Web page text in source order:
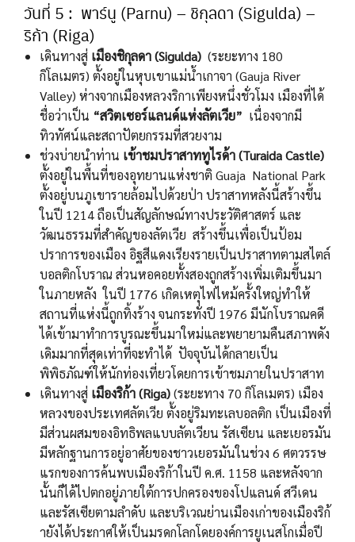
วันที่ 5 : พาร์นู (Parnu) – ชิกุลดา (Sigulda) –
ริก้า (Riga)
เดินทางสู่ เมืองชิกุลดา (Sigulda) (ระยะทาง 180
กิโลเมตร) ตั้งอยู่ในหุบเขาแม่น้ำเกาจา (Gauja River
Valley) ห่างจากเมืองหลวงริกาเพียงหนึ่งชั่วโมง เมืองที่ได้
ชื่อว่าเป็น “สวิตเซอร์แลนด์แห่งลัตเวีย” เนื่องจากมี
ทิวทัศน์และสถาปัตยกรรมที่สวยงาม
ช่วงบ่ายนำท่าน เข้าชมปราสาททูไรด้า (Turaida Castle)
ตั้งอยู่ในพื้นที่ของอุทยานแห่งชาติ Guaja National Park
ตั้งอยู่บนภูเขารายล้อมไปด้วยป่า ปราสาทหลังนี้สร้างขึ้น
ในปี 1214 ถือเป็นสัญลักษณ์ทางประวัติศาสตร์ และ
วัฒนธรรมที่สำคัญของลัตเวีย สร้างขึ้นเพื่อเป็นป้อม
ปราการของเมือง อิฐสีแดงเรียงรายเป็นปราสาทตามสไตล์
บอลติกโบราณ ส่วนหอคอยทั้งสองถูกสร้างเพิ่มเติมขึ้นมา
ในภายหลัง ในปี 1776 เกิดเหตุไฟไหม้ครั้งใหญ่ทำให้
สถานที่แห่งนี้ถูกทิ้งร้าง จนกระทั่งปี 1976 มีนักโบราณคดี
ได้เข้ามาทำการบูรณะขึ้นมาใหม่และพยายามคืนสภาพดัง
เดิมมากที่สุดเท่าที่จะทำได้ ปัจจุบันได้กลายเป็น
พิพิธภัณฑ์ให้นักท่องเที่ยวโดยการเข้าชมภายในปราสาท
เดินทางสู่ เมืองริก้า (Riga)(ระยะทาง 70 กิโลเมตร) เมือง
หลวงของประเทศลัตเวีย ตั้งอยู่ริมทะเลบอลติก เป็นเมืองที่
มีส่วนผสมของอิทธิพลแบบลัตเวียน รัสเซียน และเยอรมัน
มีหลักฐานการอยู่อาศัยของชาวเยอรมันในช่วง 6 ศตวรรษ
แรกของการค้นพบเมืองริก้าในปี ค.ศ. 1158 และหลังจาก
นั้นก็ได้ไปตกอยู่ภายใต้การปกครองของโปแลนด์ สวีเดน
และรัสเซียตามลำดับ และบริเวณย่านเมืองเก่าของเมืองริก้
ายังได้ประกาศให้เป็นมรดกโลกโดยองค์การยูเนสโกเมื่อปี